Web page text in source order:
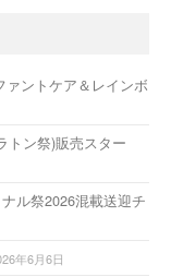
ントケア＆レインボ
トン祭)販売スター
ル祭2026混載送迎チ
年6月6日